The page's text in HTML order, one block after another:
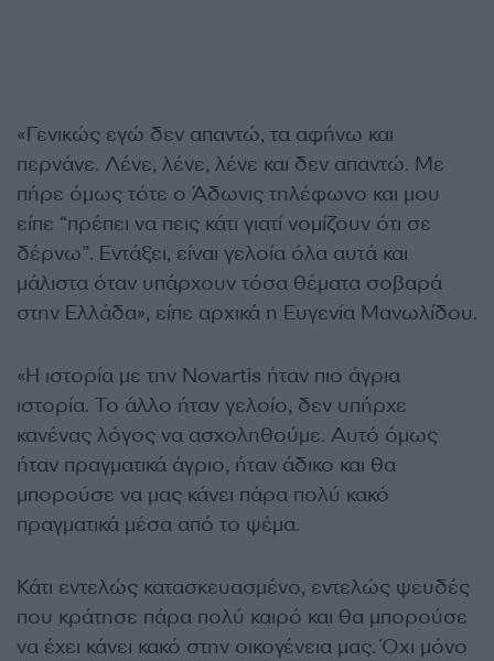
«Γενικώς εγώ δεν απαντώ, τα αφήνω και
περνάνε. Λένε, λένε, λένε και δεν απαντώ. Με
πήρε όμως τότε ο Άδωνις τηλέφωνο και μου
είπε “πρέπει να πεις κάτι γιατί νομίζουν ότι σε
δέρνω”. Εντάξει, είναι γελοία όλα αυτά και
μάλιστα όταν υπάρχουν τόσα θέματα σοβαρά
στην Ελλάδα», είπε αρχικά η Ευγενία Μανωλίδου.
«Η ιστορία με την Novartis ήταν πιο άγρια
ιστορία. Το άλλο ήταν γελοίο, δεν υπήρχε
κανένας λόγος να ασχοληθούμε. Αυτό όμως
ήταν πραγματικά άγριο, ήταν άδικο και θα
μπορούσε να μας κάνει πάρα πολύ κακό
πραγματικά μέσα από το ψέμα.
Κάτι εντελώς κατασκευασμένο, εντελώς ψευδές
που κράτησε πάρα πολύ καιρό και θα μπορούσε
να έχει κάνει κακό στην οικογένεια μας. Όχι μόνο